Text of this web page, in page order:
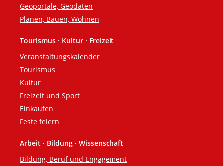
Geoportale, Geodaten
Planen, Bauen, Wohnen
Tourismus · Kultur · Freizeit
Veranstaltungskalender
Tourismus
Kultur
Freizeit und Sport
Einkaufen
Feste feiern
Arbeit · Bildung · Wissenschaft
Bildung, Beruf und Engagement